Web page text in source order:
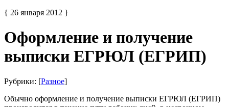
{ 26 января 2012 }
Оформление и получение
выписки ЕГРЮЛ (ЕГРИП)
Рубрики: [Разное]
Обычно оформление и получение выписки ЕГРЮЛ (ЕГРИП)